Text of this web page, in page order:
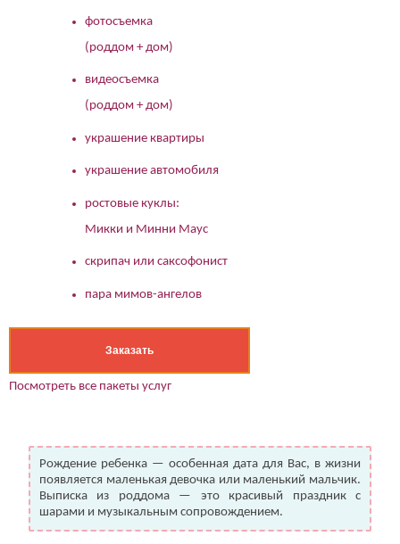
фотосъемка
(роддом + дом)
видеосъемка
(роддом + дом)
украшение квартиры
украшение автомобиля
ростовые куклы:
Микки и Минни Маус
скрипач или саксофонист
пара мимов-ангелов
Заказать
Посмотреть все пакеты услуг
Рождение ребенка — особенная дата для Вас, в жизни
появляется маленькая девочка или маленький мальчик.
Выписка из роддома — это красивый праздник с
шарами и музыкальным сопровождением.